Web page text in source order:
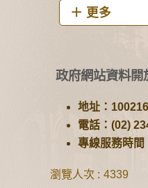
更多
政府網站資料開
地址：
電話：(02)
專線服務時間
瀏覽人次 4339